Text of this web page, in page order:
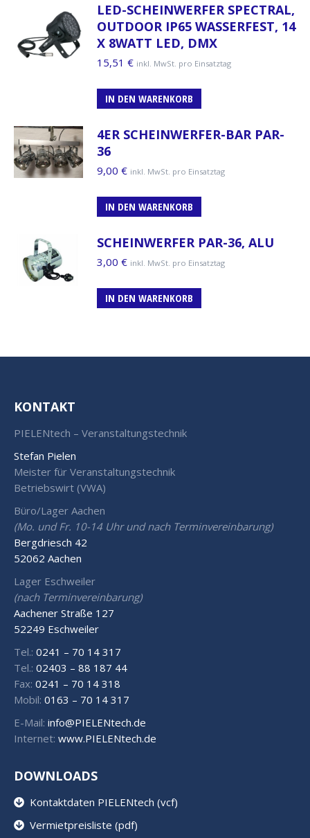
LED-SCHEINWERFER SPECTRAL,
OUTDOOR IP65 WASSERFEST, 14
X 8WATT LED, DMX
15,51 € inkl. MwSt. pro Einsatztag
IN DEN WARENKORB
4ER SCHEINWERFER-BAR PAR-
36
9,00 € inkl. MwSt. pro Einsatztag
IN DEN WARENKORB
SCHEINWERFER PAR-36, ALU
3,00 € inkl. MwSt. pro Einsatztag
IN DEN WARENKORB
KONTAKT
PIELENtech – Veranstaltungstechnik
Stefan Pielen
Meister für Veranstaltungstechnik
Betriebswirt (VWA)
Büro/Lager Aachen
(Mo. und Fr. 10-14 Uhr und nach Terminvereinbarung)
Bergdriesch 42
52062 Aachen
Lager Eschweiler
(nach Terminvereinbarung)
Aachener Straße 127
52249 Eschweiler
Tel.: 0241 – 70 14 317
Tel.: 02403 – 88 187 44
Fax: 0241 – 70 14 318
Mobil: 0163 – 70 14 317
E-Mail: info@PIELENtech.de
Internet: www.PIELENtech.de
DOWNLOADS
Kontaktdaten PIELENtech (vcf)
Vermietpreisliste (pdf)